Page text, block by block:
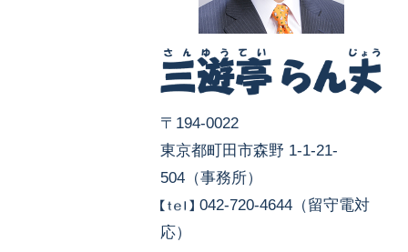
〒194-0022
東京都町田市森野 1-1-21-
504（事務所）
042-720-4644（留守電対
応）